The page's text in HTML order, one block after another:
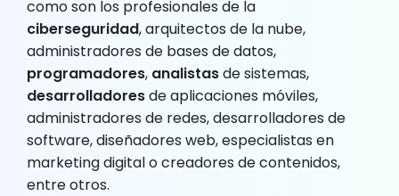
como son los profesionales de la
ciberseguridad, arquitectos de la nube,
administradores de bases de datos,
programadores, analistasde sistemas,
desarrolladoresde aplicaciones móviles,
administradores de redes, desarrolladores de
software, diseñadores web, especialistas en
marketing digital o creadores de contenidos,
entre otros.